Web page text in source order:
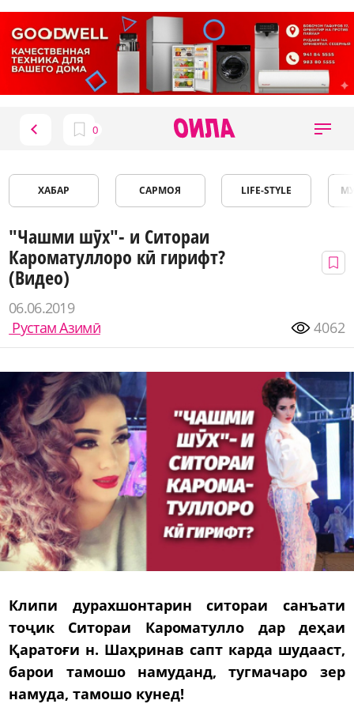
ХАБАР САРМОЯ LIFE-STYLE
"Чашми шӯх"- и Ситораи
Кароматуллоро кӣ гирифт?
(Видео)
06.06.2019
Рустам Азимӣ
4062
Клипи дурахшонтарин ситораи санъати
тоҷик Ситораи Кароматулло дар деҳаи
Қаратоғи н. Шаҳринав сапт карда шудааст,
барои тамошо намуданд, тугмачаро зер
намуда, тамошо кунед!